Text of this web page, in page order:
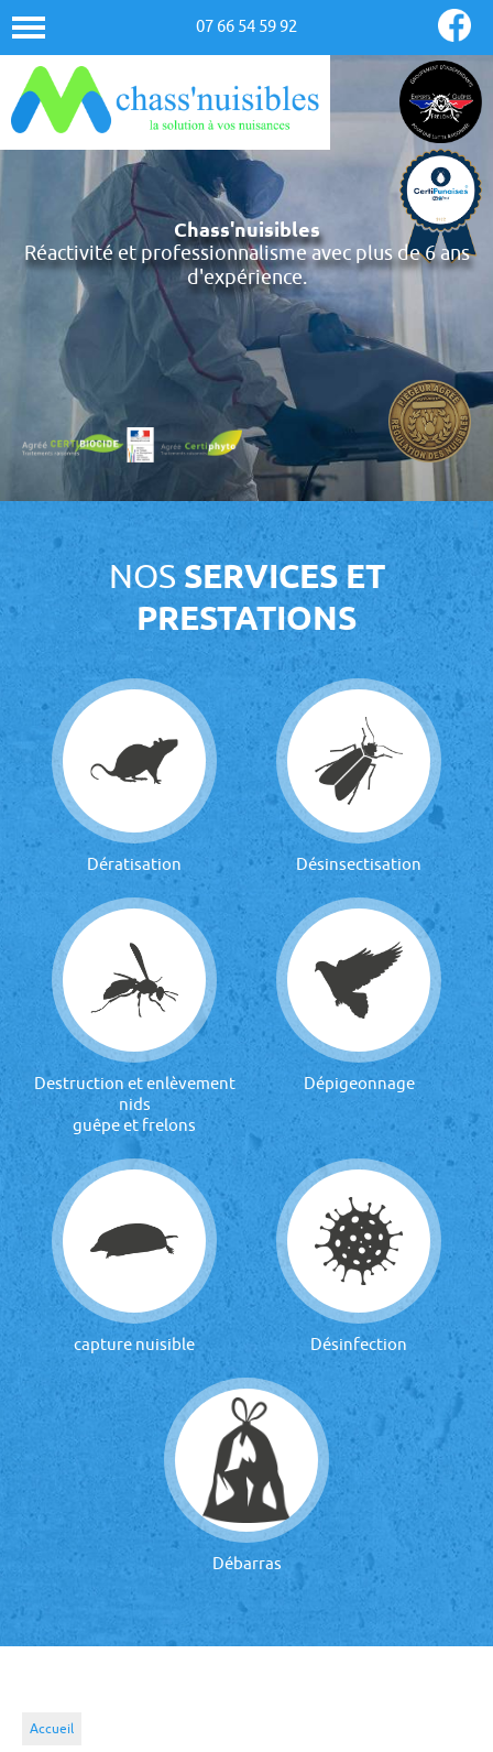
07 66 54 59 92
Chass'nuisibles
Réactivité et professionnalisme avec plus de 6 ans
d'expérience.
NOS SERVICES ET
PRESTATIONS
Dératisation Désinsectisation
Destruction et enlèvement
nids
guêpe et frelons
Dépigeonnage
capture nuisible Désinfection
Débarras
Accueil